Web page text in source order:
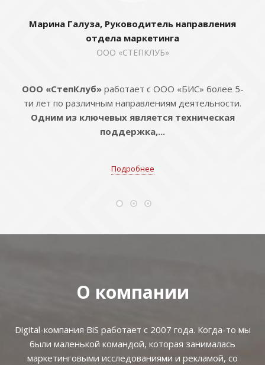
Марина Галуза, Руководитель направления
отдела маркетинга
ООО «СТЕПКЛУБ»
ООО «СтепКлуб»работает с ООО «БИС» более 5-
ти лет по различным направлениям деятельности.
Одним из ключевых является техническая
поддержка,...
Подробнее
О компании
Digital-компания BiS работает с 2007 года. Когда-то мы
были маленькой командой, которая занималась
маркетинговыми исследованиями и рекламой, со